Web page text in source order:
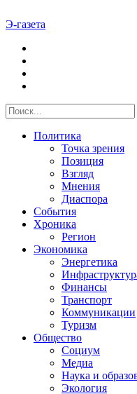
Э-газета
Политика
Точка зрения
Позиция
Взгляд
Мнения
Диаспора
События
Хроника
Регион
Экономика
Энергетика
Финансы
Транспорт
Коммуникации
Туризм
Общество
Социум
Медиа
Наука и
Экология